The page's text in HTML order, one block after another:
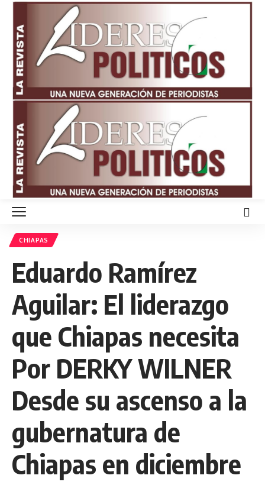
CHIAPAS
Eduardo Ramírez
Aguilar: El liderazgo
que Chiapas necesita
Por DERKY WILNER
Desde su ascenso a la
gubernatura de
Chiapas en diciembre